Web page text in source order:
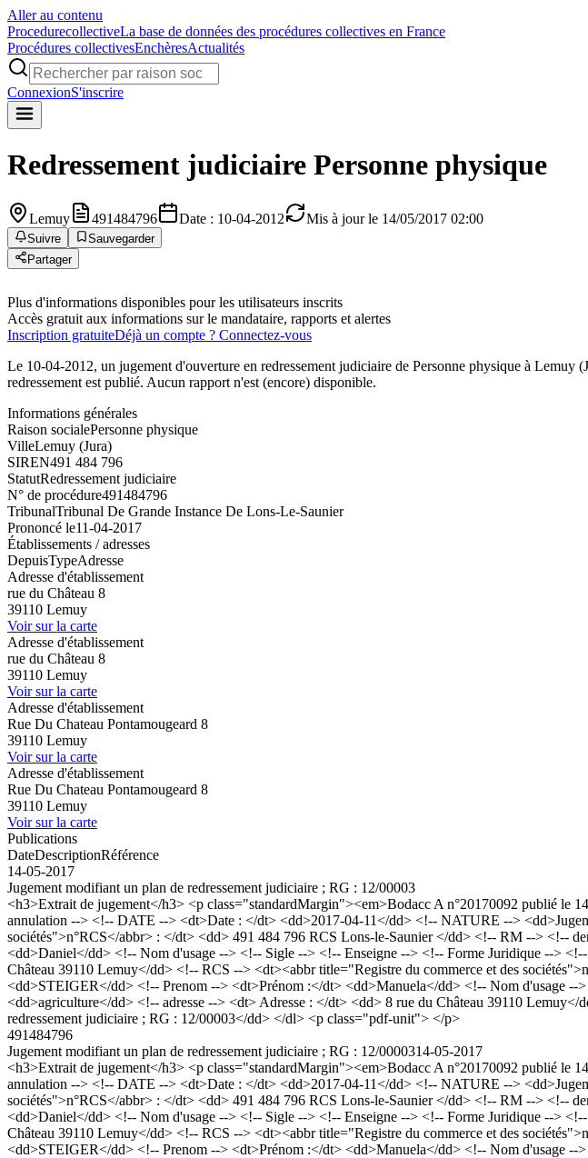
Aller au contenu
ProcedurecollectiveLa base de données des procédures collectives en France
Procédures collectivesEnchèresActualités
ConnexionS'inscrire
Redressement judiciaire Personne physique
Lemuy 491484796 Date : 10-04-2012 Mis à jour le 14/05/2017 02:00
Suivre
Sauvegarder
Partager
Plus d'informations disponibles pour les utilisateurs inscrits
Accès gratuit aux informations sur le mandataire, rapports et alertes
Inscription gratuiteDéjà un compte ? Connectez-vous
Le 10-04-2012, un jugement d'ouverture en redressement judiciaire de Personne physique à
redressement est publié. Aucun rapport n'est (encore) disponible.
Informations générales
Raison socialePersonne physique
VilleLemuy (Jura)
SIREN491 484 796
StatutRedressement judiciaire
N° de procédure491484796
TribunalTribunal De Grande Instance De Lons-Le-Saunier
Prononcé le11-04-2017
Établissements / adresses
DepuisTypeAdresse
Adresse d'établissement
rue du Château 8
39110 Lemuy
Voir sur la carte
Adresse d'établissement
rue du Château 8
39110 Lemuy
Voir sur la carte
Adresse d'établissement
Rue Du Chateau Pontamougeard 8
39110 Lemuy
Voir sur la carte
Adresse d'établissement
Rue Du Chateau Pontamougeard 8
39110 Lemuy
Voir sur la carte
Publications
DateDescriptionRéférence
14-05-2017
Jugement modifiant un plan de redressement judiciaire ; RG : 12/00003
<h3>Extrait de jugement</h3> <p class="standardMargin"><em>Bodacc A n°20170092 publié
annulation --> <!-- DATE --> <dt>Date : </dt> <dd>2017-04-11</dd> <!-- NATURE -->
sociétés">n°RCS</abbr> : </dt> <dd> 491 484 796 RCS Lons-le-Saunier </dd> <!-- RM -->
<dd>Daniel</dd> <!-- Nom d'usage --> <!-- Sigle --> <!-- Enseigne --> <!-- Forme Juridique -->
Château 39110 Lemuy</dd> <!-- RCS --> <dt><abbr title="Registre du commerce et des
<dd>STEIGER</dd> <!-- Prenom --> <dt>Prénom :</dt> <dd>Manuela</dd> <!-- Nom d'usage
<dd>agriculture</dd> <!-- adresse --> <dt> Adresse : </dt> <dd> 8 rue du Château 39110
redressement judiciaire ; RG : 12/00003</dd> </dl> <p class="pdf-unit"> </p>
491484796
Jugement modifiant un plan de redressement judiciaire ; RG : 12/0000314-05-2017
<h3>Extrait de jugement</h3> <p class="standardMargin"><em>Bodacc A n°20170092 publié
annulation --> <!-- DATE --> <dt>Date : </dt> <dd>2017-04-11</dd> <!-- NATURE -->
sociétés">n°RCS</abbr> : </dt> <dd> 491 484 796 RCS Lons-le-Saunier </dd> <!-- RM -->
<dd>Daniel</dd> <!-- Nom d'usage --> <!-- Sigle --> <!-- Enseigne --> <!-- Forme Juridique -->
Château 39110 Lemuy</dd> <!-- RCS --> <dt><abbr title="Registre du commerce et des
<dd>STEIGER</dd> <!-- Prenom --> <dt>Prénom :</dt> <dd>Manuela</dd> <!-- Nom d'usage